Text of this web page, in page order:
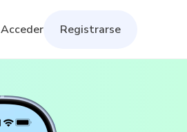
Acceder Registrarse